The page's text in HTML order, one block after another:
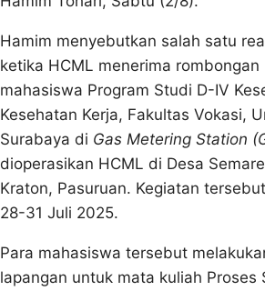
Hamim menyebutkan salah satu
ketika HCML menerima rombongan
mahasiswa Program Studi D-IV
Kesehatan Kerja, Fakultas Vokasi,
Surabaya di Gas Metering Station
dioperasikan HCML di Desa
Kraton, Pasuruan. Kegiatan
28-31 Juli 2025.
Para mahasiswa tersebut
lapangan untuk mata kuliah Proses